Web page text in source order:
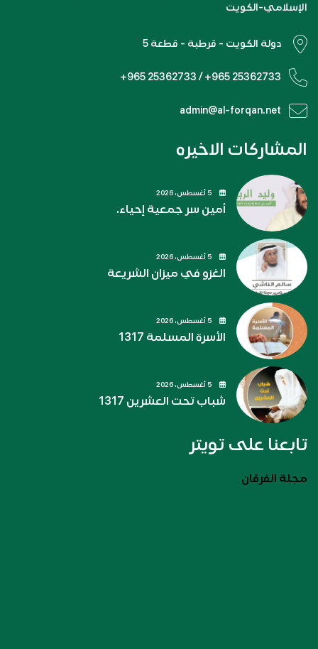
الإسلامي-الكويت
دولة الكويت - قرطبة - قطعة 5
+965 25362733 / +965 25362733
admin@al-forqan.net
المشاركات الاخيره
أمين سر جمعية إحياء.
الغزو في ميزان الشريعة
الأسرة المسلمة 1317
شباب تحت العشرين 1317
تابعنا على تويتر
مجلة الفرقان